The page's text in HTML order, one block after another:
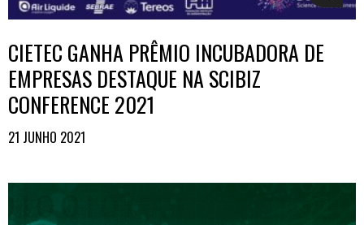
CIETEC GANHA PRÊMIO INCUBADORA DE
EMPRESAS DESTAQUE NA SCIBIZ
CONFERENCE 2021
21 JUNHO 2021